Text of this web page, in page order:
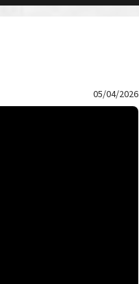
05/04/2026